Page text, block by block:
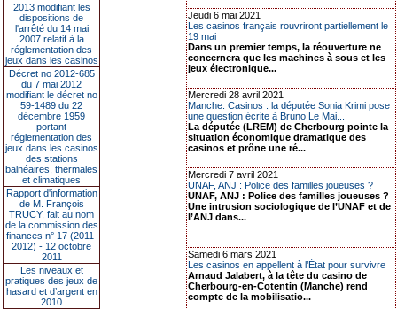
2013 modifiant les
dispositions de
l'arrêté du 14 mai
2007 relatif à la
réglementation des
jeux dans les casinos
Décret no 2012-685
du 7 mai 2012
modifiant le décret no
59-1489 du 22
décembre 1959
portant
réglementation des
jeux dans les casinos
des stations
balnéaires, thermales
et climatiques
Rapport d'information
de M. François
TRUCY, fait au nom
de la commission des
finances n° 17 (2011-
2012) - 12 octobre
2011
Les niveaux et
pratiques des jeux de
hasard et d’argent en
2010
Jeudi 6 mai 2021
Les casinos français rouvriront partiellement le
19 mai
Dans un premier temps, la réouverture ne
concernera que les machines à sous et les
jeux électronique...
Mercredi 28 avril 2021
Manche. Casinos : la députée Sonia Krimi pose
une question écrite à Bruno Le Mai...
La députée (LREM) de Cherbourg pointe la
situation économique dramatique des
casinos et prône une ré...
Mercredi 7 avril 2021
UNAF, ANJ : Police des familles joueuses ?
UNAF, ANJ : Police des familles joueuses ?
Une intrusion sociologique de l’UNAF et de
l’ANJ dans...
Samedi 6 mars 2021
Les casinos en appellent à l’État pour survivre
Arnaud Jalabert, à la tête du casino de
Cherbourg-en-Cotentin (Manche) rend
compte de la mobilisatio...